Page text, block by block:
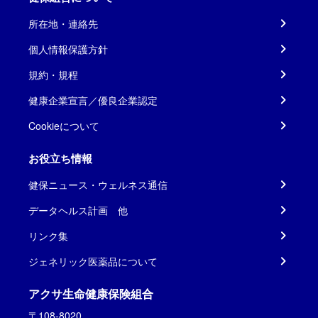
所在地・連絡先
個人情報保護方針
規約・規程
健康企業宣言／優良企業認定
Cookieについて
お役立ち情報
健保ニュース・ウェルネス通信
データヘルス計画 他
リンク集
ジェネリック医薬品について
アクサ生命健康保険組合
〒108-8020